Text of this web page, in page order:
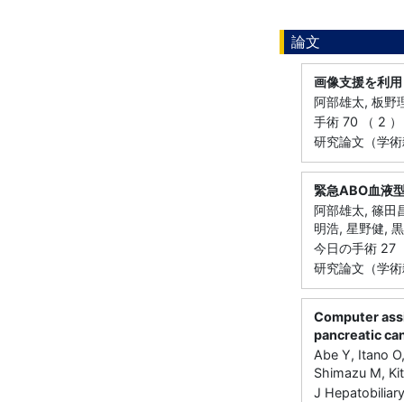
論文
画像支援を利
阿部雄太, 板野
手術 70 （ 2
研究論文（学
緊急ABO血液
阿部雄太, 篠田
明浩, 星野健,
今日の手術 27
研究論文（学
Computer
pancreatic
Abe Y, Itano
Shimazu M,
J